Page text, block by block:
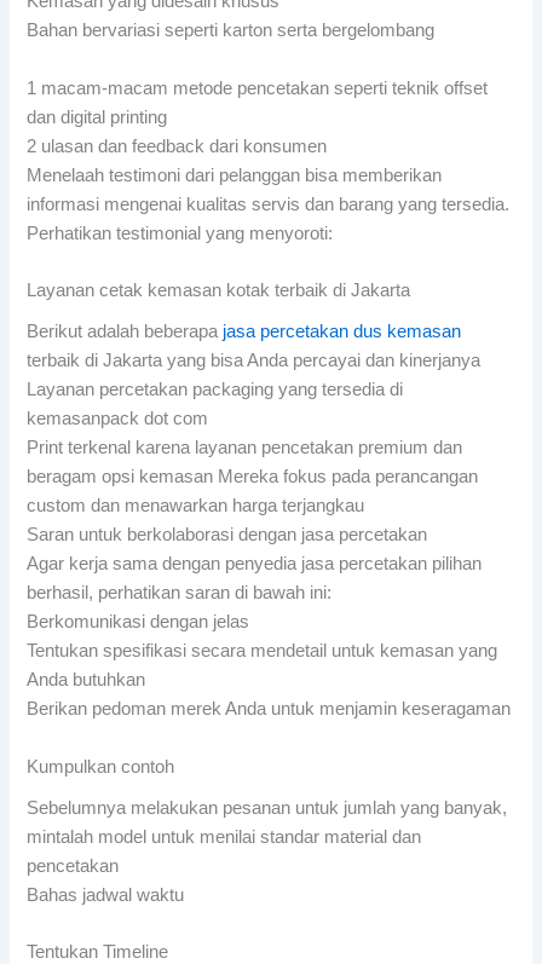
Bahan bervariasi seperti karton serta bergelombang
1 macam-macam metode pencetakan seperti teknik offset
dan digital printing
2 ulasan dan feedback dari konsumen
Menelaah testimoni dari pelanggan bisa memberikan
informasi mengenai kualitas servis dan barang yang tersedia.
Perhatikan testimonial yang menyoroti:
Layanan cetak kemasan kotak terbaik di Jakarta
Berikut adalah beberapa jasa percetakan dus kemasan
terbaik di Jakarta yang bisa Anda percayai dan kinerjanya
Layanan percetakan packaging yang tersedia di
kemasanpack dot com
Print terkenal karena layanan pencetakan premium dan
beragam opsi kemasan Mereka fokus pada perancangan
custom dan menawarkan harga terjangkau
Saran untuk berkolaborasi dengan jasa percetakan
Agar kerja sama dengan penyedia jasa percetakan pilihan
berhasil, perhatikan saran di bawah ini:
Berkomunikasi dengan jelas
Tentukan spesifikasi secara mendetail untuk kemasan yang
Anda butuhkan
Berikan pedoman merek Anda untuk menjamin keseragaman
Kumpulkan contoh
Sebelumnya melakukan pesanan untuk jumlah yang banyak,
mintalah model untuk menilai standar material dan
pencetakan
Bahas jadwal waktu
Tentukan Timeline